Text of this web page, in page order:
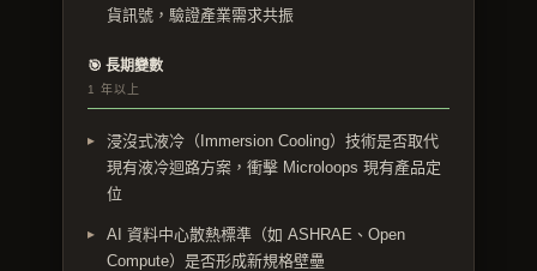
貨訊號，驗證產業需求共振
🎯 長期變數
1 年以上
浸沒式液冷（Immersion Cooling）技術是否取代
現有液冷迴路方案，衝擊 Microloops 現有產品定
位
AI 資料中心散熱標準（如 ASHRAE、Open
Compute）是否形成新規格壁壘